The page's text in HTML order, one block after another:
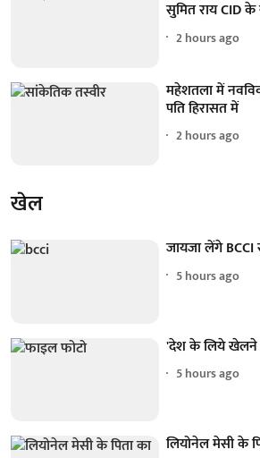
सुमित राय CID
2 hours ago
महेशतला में
पति हिरासत में
2 hours ago
खेल
जायजा लेंगे BCCI
5 hours ago
'देश के लिये खेलने
5 hours ago
लियोनेल मेसी के